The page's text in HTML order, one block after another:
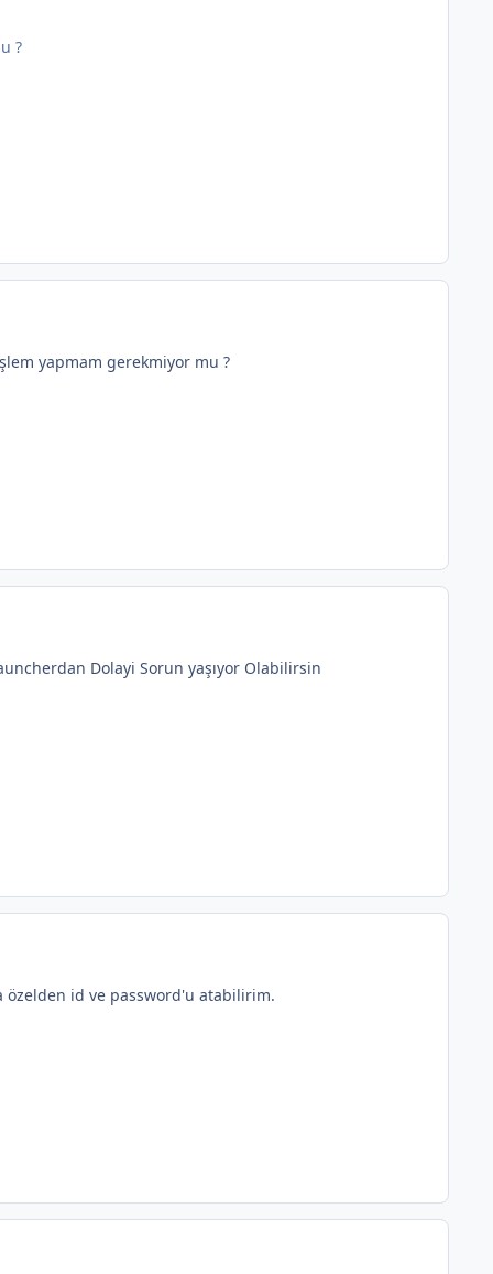
?
yapmam gerekmiyor mu ?
Dolayi Sorun yaşıyor Olabilirsin
özelden id ve password'u atabilirim.